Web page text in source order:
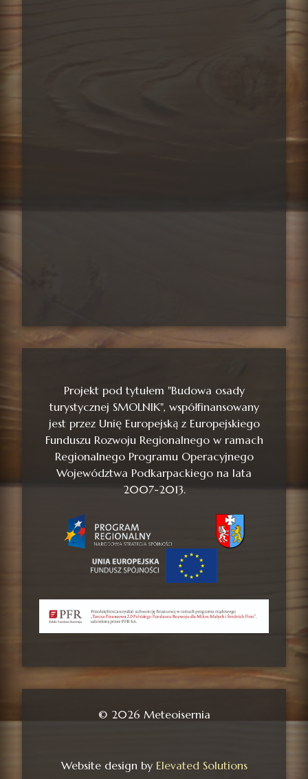
Projekt pod tytułem "Budowa osady
turystycznej SMOLNIK", współfinansowany
jest przez Unię Europejską z Europejskiego
Funduszu Rozwoju Regionalnego w ramach
Regionalnego Programu Operacyjnego
Województwa Podkarpackiego na lata
2007-2013.
© 2026 Meteoisernia
Website design by Elevated Solutions